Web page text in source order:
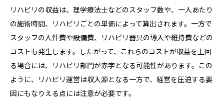
リハビリの収益は、理学療法士などのスタッフ数や、一人あたり
の施術時間、リハビリごとの単価によって算出されます。一方で
スタッフの人件費や設備費、リハビリ器具の導入や維持費などの
コストも発生します。したがって、これらのコストが収益を上回
る場合には、リハビリ部門が赤字となる可能性があります。この
ように、リハビリ運営は収入源となる一方で、経営を圧迫する要
因にもなりえる点には注意が必要です。